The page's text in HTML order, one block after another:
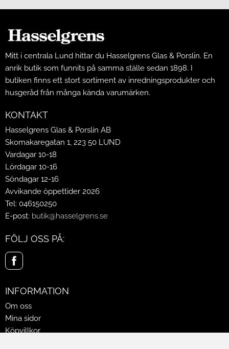
Mitt i centrala Lund hittar du Hasselgrens Glas & Porslin. En
anrik butik som funnits på samma ställe sedan 1898. I
butiken finns ett stort sortiment av inredningsprodukter och
husgeråd från många kända varumärken.
KONTAKT
Hasselgrens Glas & Porslin AB
Skomakaregatan 1, 223 50 LUND
Vardagar 10-18
Lördagar 10-16
Söndagar 12-16
Avvikande öppettider 2026
Tel: 046150250
E-post: butik@hasselgrens.se
FÖLJ OSS PÅ:
INFORMATION
Om oss
Mina sidor
Köpvillkor